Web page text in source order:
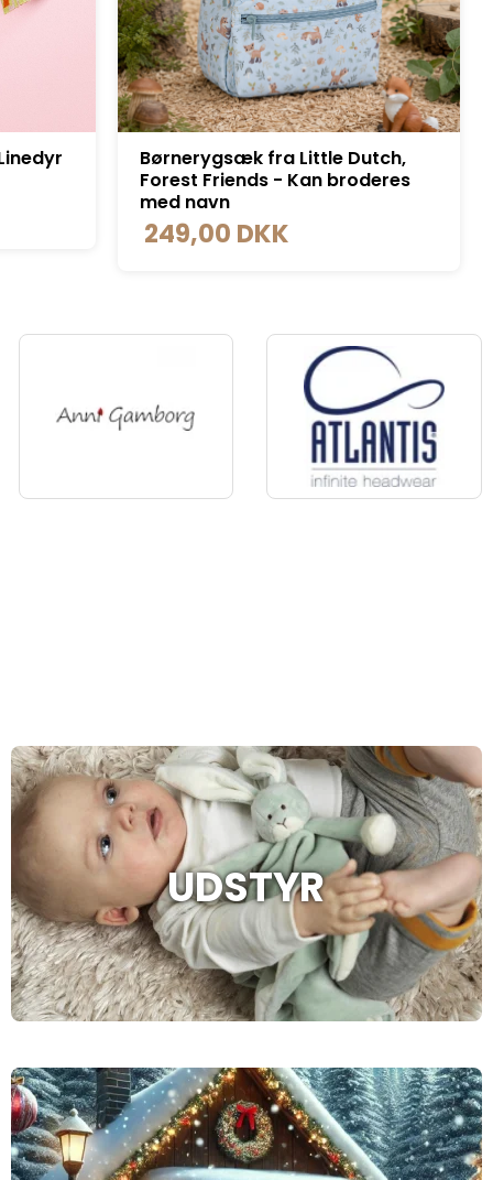
Børnerygsæk, Army Grøn -
med/uden navn
119,00 DKK
UDSTYR